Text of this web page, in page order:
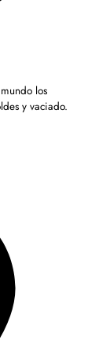
los
y vaciado.